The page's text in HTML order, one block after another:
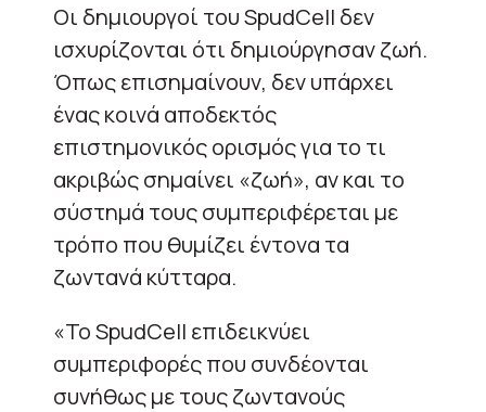
Οι δημιουργοί του SpudCell δεν
ισχυρίζονται ότι δημιούργησαν ζωή.
Όπως επισημαίνουν, δεν υπάρχει
ένας κοινά αποδεκτός
επιστημονικός ορισμός για το τι
ακριβώς σημαίνει «ζωή», αν και το
σύστημά τους συμπεριφέρεται με
τρόπο που θυμίζει έντονα τα
ζωντανά κύτταρα.
«Το SpudCell επιδεικνύει
συμπεριφορές που συνδέονται
συνήθως με τους ζωντανούς